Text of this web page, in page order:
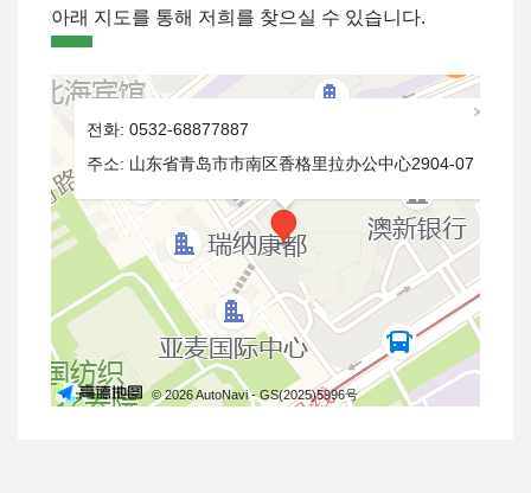
아래 지도를 통해 저희를 찾으실 수 있습니다.
전화: 0532-68877887
주소: 山东省青岛市市南区香格里拉办公中心2904-07
×
© 2026 AutoNavi- GS(2025)5996号